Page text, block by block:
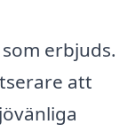
erbjuds.
att